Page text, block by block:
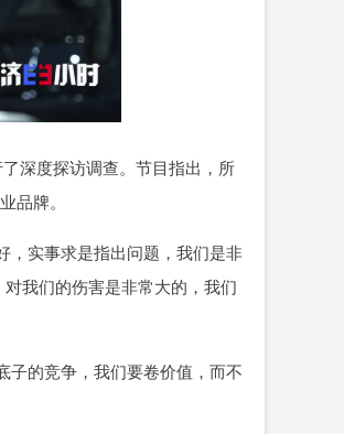
深度探访调查。节目指出，所
品牌。
实事求是指出问题，我们是非
我们的伤害是非常大的，我们
的竞争，我们要卷价值，而不